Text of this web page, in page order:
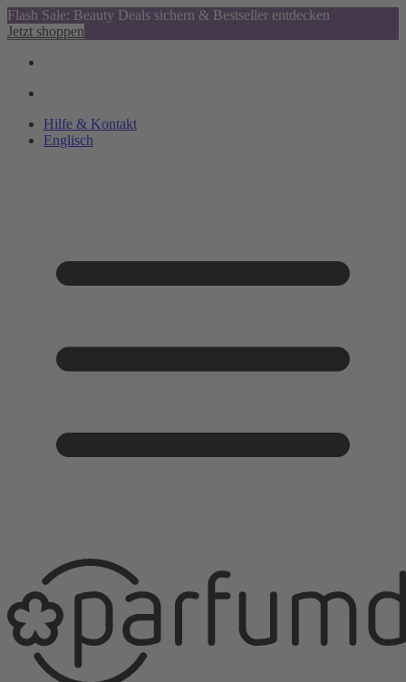
Flash Sale: Beauty Deals sichern & Bestseller entdecken
Jetzt shoppen
Hilfe & Kontakt
Englisch